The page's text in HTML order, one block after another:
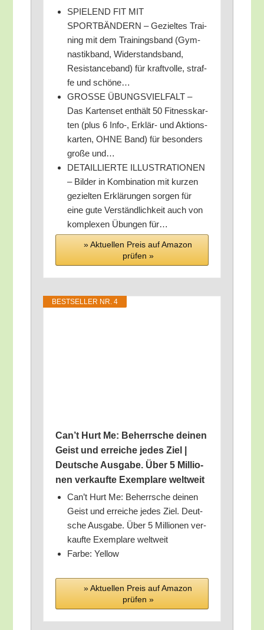
SPIELEND FIT MIT
SPORTBÄNDERN – Geziel­tes Trai­
ning mit dem Trai­nings­band (Gym­
nas­tik­band, Wider­stands­band,
Resis­tance­band) für kraft­vol­le, straf­
fe und schöne…
GROSSE ÜBUNGSVIELFALT –
Das Kar­ten­set ent­hält 50 Fit­ness­kar­
ten (plus 6 Info‑, Erklär- und Akti­ons­
kar­ten, OHNE Band) für beson­ders
gro­ße und…
DETAILLIERTE ILLUSTRATIONEN
– Bil­der in Kom­bi­na­ti­on mit kur­zen
geziel­ten Erklä­run­gen sor­gen für
eine gute Ver­ständ­lich­keit auch von
kom­ple­xen Übun­gen für…
» Aktu­el­len Preis auf Ama­zon
prü­fen »
BEST­SEL­LER NR. 4
Can’t Hurt Me: Beherr­sche dei­nen
Geist und errei­che jedes Ziel |
Deut­sche Aus­ga­be. Über 5 Mil­lio­
nen ver­kauf­te Exem­pla­re weltweit
Can’t Hurt Me: Beherr­sche dei­nen
Geist und errei­che jedes Ziel. Deut­
sche Aus­ga­be. Über 5 Mil­lio­nen ver­
kauf­te Exem­pla­re weltweit
Far­be: Yellow
» Aktu­el­len Preis auf Ama­zon
prü­fen »